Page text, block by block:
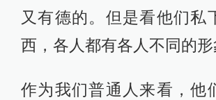
又有德的。但是看他们私
西，各人都有各人不同的形
作为我们普通人来看，他